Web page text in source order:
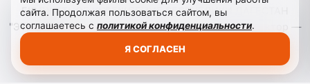
БЮДЖЕТНОЕ УЧРЕЖДЕНИЕ РЕСПУБЛИКИ ДАГЕСТАН
"ЭТНОМЕДИАХОЛДИНГ "ДАГЕСТАН". Главный редактор —
сайта. Продолжая пользоваться сайтом, вы
соглашаетесь с политикой конфиденциальности.
Я СОГЛАСЕН